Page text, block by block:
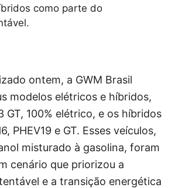
como parte do
ontem, a GWM Brasil
modelos elétricos e híbridos,
GT, 100% elétrico, e os híbridos
PHEV19 e GT. Esses veículos,
misturado à gasolina, foram
cenário que priorizou a
e a transição energética